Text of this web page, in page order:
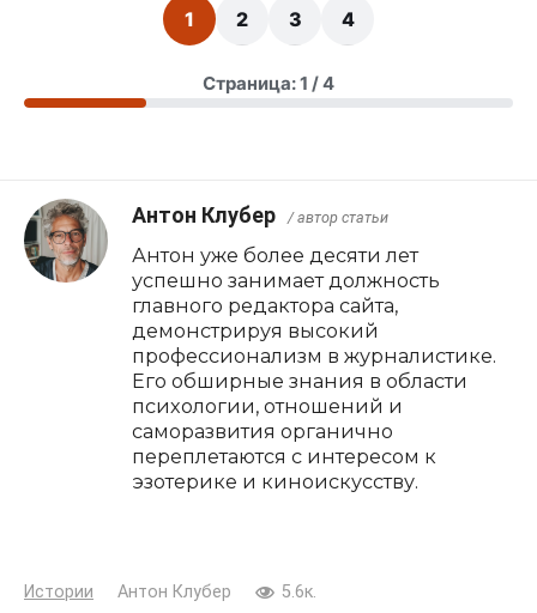
1 2 3 4
Страница: 1 / 4
Антон Клубер / автор статьи
Антон уже более десяти лет
успешно занимает должность
главного редактора сайта,
демонстрируя высокий
профессионализм в журналистике.
Его обширные знания в области
психологии, отношений и
саморазвития органично
переплетаются с интересом к
эзотерике и киноискусству.
Истории Антон Клубер 5.6к.